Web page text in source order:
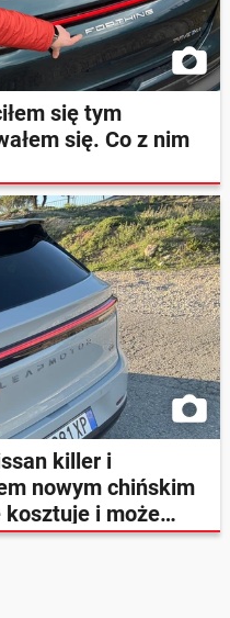
się tym
się. Co z nim
killer i
nowym chińskim
kosztuje i może